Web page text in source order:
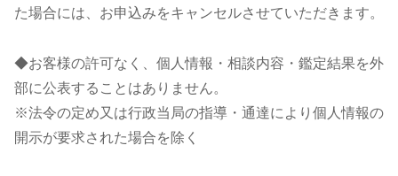
た場合には、お申込みをキャンセルさせていただきます。
◆お客様の許可なく、個人情報・相談内容・鑑定結果を外
部に公表することはありません。
※法令の定め又は行政当局の指導・通達により個人情報の
開示が要求された場合を除く